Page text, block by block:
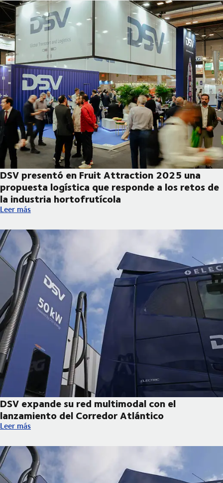
DSV presentó en Fruit Attraction 2025 una
propuesta logística que responde a los retos de
la industria hortofrutícola
DSV presentó en Fruit Attraction 2025 una propuesta
Leer más
DSV expande su red multimodal con el
lanzamiento del Corredor Atlántico
DSV expande su red multimodal con el lanzamiento del
Leer más